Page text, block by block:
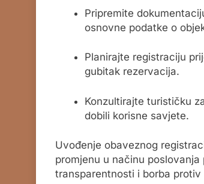
Pripremite
osnovne podatke o
Planirajte registraciju
gubitak rezervacija.
Konzultirajte turističku
dobili korisne savjete.
Uvođenje obaveznog
promjenu u načinu
transparentnosti i borba